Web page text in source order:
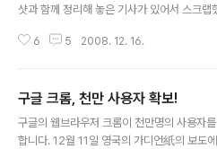
샷과 함께 정리해 놓은 기사가 있어서 스크랩
h) 라고 하는데 이런 스크린샷 화면은 좀처럼
XCEPTION_NOT_HANDLED ◇사진설명:
널이 부정한, 또는 미지의 프로세서 명령을 발
타나는 화면. STOP: 0x00000050
6 5 2008. 12. 16.
구글 크롬, 천만 사용자 확보!
구글의 웹브라우저 크롬이 천만명의 사용자
합니다. 12월 11일 영국의 가디언紙의 보도